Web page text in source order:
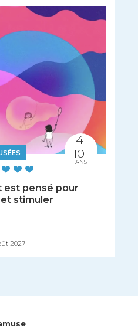
est pensé pour
stimuler
2027
4
10
ANS